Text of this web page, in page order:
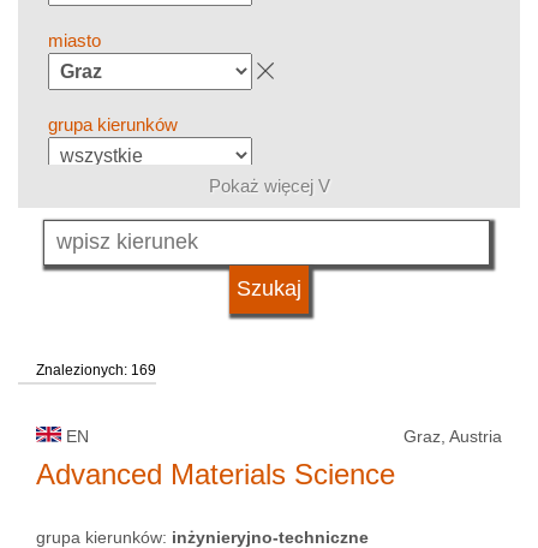
miasto
grupa kierunków
język
typ uczelni
status uczelni
Pokaż więcej V
Znalezionych: 169
EN Graz, Austria
Advanced Materials Science
grupa kierunków: inżynieryjno-techniczne